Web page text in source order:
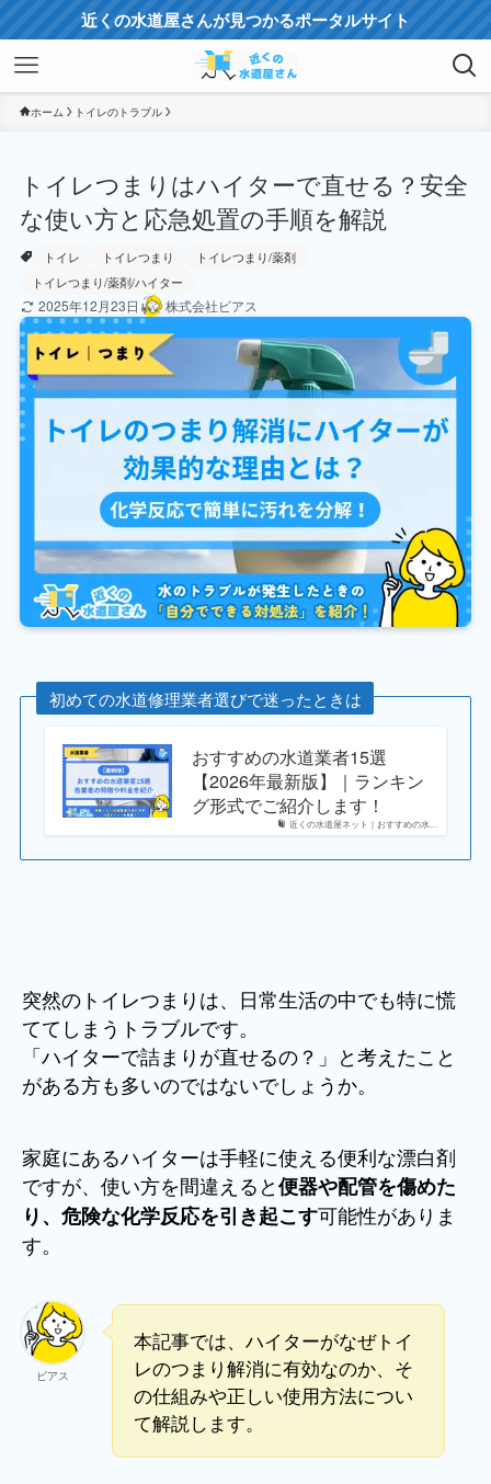
近くの水道屋さんが見つかるポータルサイト
ホーム トイレのトラブル
トイレつまりはハイターで直せる？安全
な使い方と応急処置の手順を解説
トイレ トイレつまり
トイレつまり/薬剤
トイレつまり/薬剤/ハイター
2025年12月23日 株式会社ビアス
初めての水道修理業者選びで迷ったときは
近くの水道屋ネット｜おすすめの水...
おすすめの水道業者15選
【2026年最新版】｜ランキン
グ形式でご紹介します！
突然のトイレつまりは、日常生活の中でも特に慌
ててしまうトラブルです。
「ハイターで詰まりが直せるの？」と考えたこと
がある方も多いのではないでしょうか。
家庭にあるハイターは手軽に使える便利な漂白剤
ですが、使い方を間違えると便器や配管を傷めた
り、危険な化学反応を引き起こす可能性がありま
す。
ビアス
本記事では、ハイターがなぜトイ
レのつまり解消に有効なのか、そ
の仕組みや正しい使用方法につい
て解説します。